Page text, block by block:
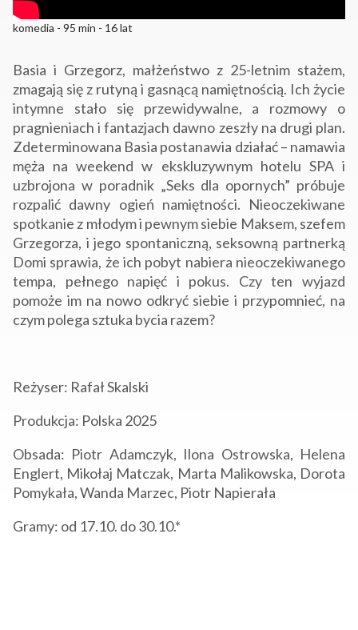
komedia - 95 min - 16 lat
Basia i Grzegorz, małżeństwo z 25-letnim stażem,
zmagają się z rutyną i gasnącą namiętnością. Ich życie
intymne stało się przewidywalne, a rozmowy o
pragnieniach i fantazjach dawno zeszły na drugi plan.
Zdeterminowana Basia postanawia działać – namawia
męża na weekend w ekskluzywnym hotelu SPA i
uzbrojona w poradnik „Seks dla opornych” próbuje
rozpalić dawny ogień namiętności. Nieoczekiwane
spotkanie z młodym i pewnym siebie Maksem, szefem
Grzegorza, i jego spontaniczną, seksowną partnerką
Domi sprawia, że ich pobyt nabiera nieoczekiwanego
tempa, pełnego napięć i pokus. Czy ten wyjazd
pomoże im na nowo odkryć siebie i przypomnieć, na
czym polega sztuka bycia razem?
Reżyser: Rafał Skalski
Produkcja: Polska 2025
Obsada: Piotr Adamczyk, Ilona Ostrowska, Helena
Englert, Mikołaj Matczak, Marta Malikowska, Dorota
Pomykała, Wanda Marzec, Piotr Napierała
Gramy: od 17.10. do 30.10.*